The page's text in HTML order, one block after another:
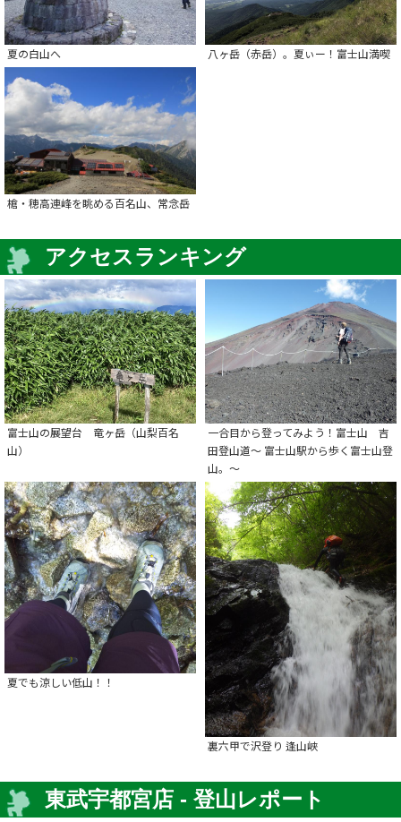
夏の白山へ 八ヶ岳（赤岳）。夏ぃー！富士山満喫
槍・穂高連峰を眺める百名山、常念岳
アクセスランキング
富士山の展望台 竜ヶ岳（山梨百名
山）
一合目から登ってみよう！富士山 吉
田登山道～ 富士山駅から歩く富士山登
山。～
夏でも涼しい低山！！
裏六甲で沢登り 逢山峡
東武宇都宮店 - 登山レポート